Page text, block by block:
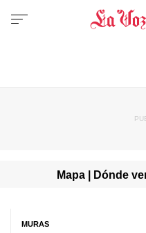
Mapa | Dónde
MURAS